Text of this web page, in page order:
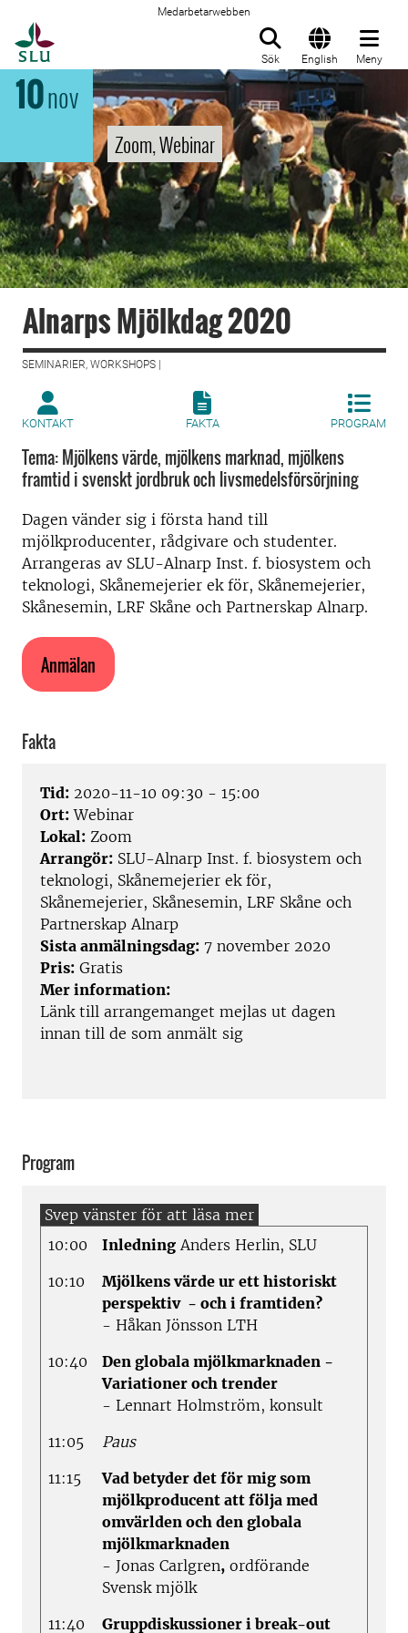
Medarbetarwebben
Sök English Meny
10nov
Zoom, Webinar
Alnarps Mjölkdag 2020
SEMINARIER, WORKSHOPS |
KONTAKT FAKTA PROGRAM
Tema: Mjölkens värde, mjölkens marknad, mjölkens
framtid i svenskt jordbruk och livsmedelsförsörjning
Dagen vänder sig i första hand till
mjölkproducenter, rådgivare och studenter.
Arrangeras av SLU-Alnarp Inst. f. biosystem och
teknologi, Skånemejerier ek för, Skånemejerier,
Skånesemin, LRF Skåne och Partnerskap Alnarp.
Anmälan
Fakta
Tid: 2020-11-10 09:30 - 15:00
Ort: Webinar
Lokal: Zoom
Arrangör: SLU-Alnarp Inst. f. biosystem och
teknologi, Skånemejerier ek för,
Skånemejerier, Skånesemin, LRF Skåne och
Partnerskap Alnarp
Sista anmälningsdag: 7 november 2020
Pris: Gratis
Mer information:
Länk till arrangemanget mejlas ut dagen
innan till de som anmält sig
Program
10:00 Inledning Anders Herlin, SLU
10:10
Mjölkens värde ur ett historiskt
perspektiv - och i framtiden?
- Håkan Jönsson LTH
10:40
Den globala mjölkmarknaden -
Variationer och trender
- Lennart Holmström, konsult
11:05
Paus
11:15
Vad betyder det för mig som
mjölkproducent att följa med
omvärlden och den globala
mjölkmarknaden
- Jonas Carlgren, ordförande
Svensk mjölk
11:40
Gruppdiskussioner i break-out